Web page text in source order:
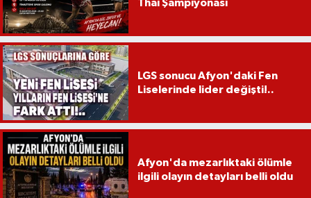
Thai Şampiyonası
LGS sonucu Afyon'daki Fen
Liselerinde lider değişti!..
Afyon'da mezarlıktaki ölümle
ilgili olayın detayları belli oldu